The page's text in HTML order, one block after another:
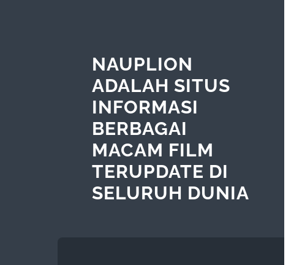
NAUPLION
ADALAH SITUS
INFORMASI
BERBAGAI
MACAM FILM
TERUPDATE DI
SELURUH DUNIA